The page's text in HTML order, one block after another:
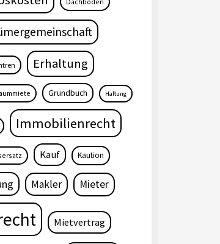
Erhaltung
Grundbuch Haftung
Immobilienrecht
Kauf Kaution
Makler Mieter
Mietvertrag